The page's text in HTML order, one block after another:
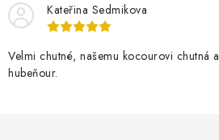
Kateřina Sedmikova
Velmi chutné, našemu kocourovi chutná
hubeňour.